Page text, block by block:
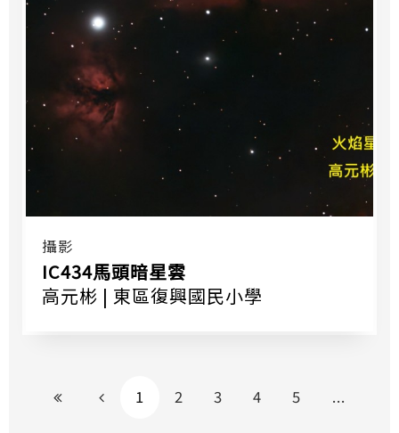
攝影
IC434馬頭暗星雲
高元彬 | 東區復興國民小學
到最前頁上一頁
1 2 3 4 5 ...